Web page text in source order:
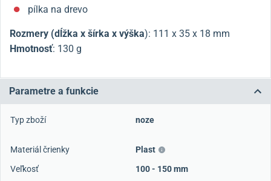
pílka na drevo
Rozmery (dĺžka x šírka x výška): 111 x 35 x 18 mm
Hmotnosť: 130 g
Parametre a funkcie
Typ zboží noze
Materiál črienky
Plast
Veľkosť
100 - 150 mm